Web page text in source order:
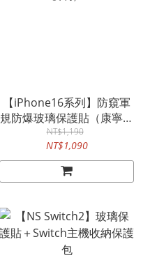
【iPhone16系列】防窺軍
規防爆玻璃保護貼（康寧玻
璃）
NT$1,190
NT$1,090